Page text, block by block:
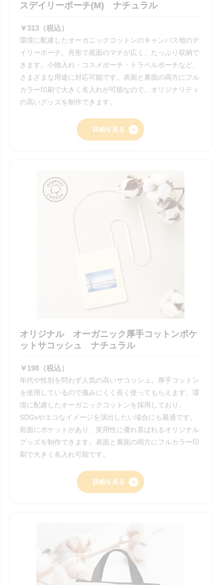
スデイリーポーチ(M) ナチュラル
￥313（税込）
環境に配慮したオーガニックコットンのキャンバス地のデ
イリーポーチ。舟形で底面のマチが広く、たっぷり収納で
きます。小物入れ・コスメポーチ・トラベルポーチなど、
さまざまな用途に対応可能です。表面と裏面の両方にフル
カラー印刷で大きく名入れが可能なので、オリジナリティ
の高いグッズを制作できます。
詳細を見る
オリジナル オーガニック厚手コットンポケ
ットサコッシュ ナチュラル
￥198（税込）
年代や性別を問わず人気の高いサコッシュ。厚手コットン
を使用しているので傷みにくく長く使ってもらえます。環
境に配慮したオーガニックコットンを採用しており、
SDGsやエコなイメージを演出したい場合にも最適です。
前面にポケットがあり、実用性に優れ喜ばれるオリジナル
グッズを制作できます。表面と裏面の両方にフルカラー印
刷で大きく名入れ可能です。
詳細を見る